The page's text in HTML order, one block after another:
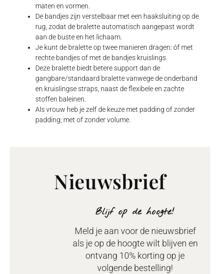
maten en vormen.
De bandjes zijn verstelbaar met een haaksluiting op de
rug, zodat de bralette automatisch aangepast wordt
aan de buste en het lichaam.
Je kunt de bralette op twee manieren dragen: óf met
rechte bandjes of met de bandjes kruislings.
Deze bralette biedt betere support dan de
gangbare/standaard bralette vanwege de onderband
en kruislingse straps, naast de flexibele en zachte
stoffen baleinen.
Als vrouw heb je zelf de keuze met padding of zonder
padding; met of zonder volume.
Nieuwsbrief
Blijf op de hoogte!
Meld je aan voor de nieuwsbrief
als je op de hoogte wilt blijven en
ontvang 10% korting op je
volgende bestelling!